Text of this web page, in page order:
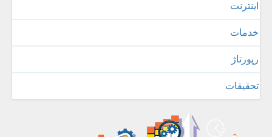
اینترنت
خدمات
رپورتاژ
تحقیقات